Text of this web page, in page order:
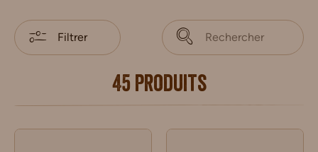
45 produits
Filtrer